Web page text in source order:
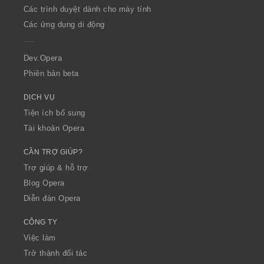
O
p
a
Các trình duyệt dành cho máy tính
Các ứng dụng di động
Dev.Opera
Phiên bản beta
DỊCH VỤ
Tiện ích bổ sung
Tài khoản Opera
CẦN TRỢ GIÚP?
Trợ giúp & hỗ trợ
Blog Opera
Diễn đàn Opera
CÔNG TY
Việc làm
Trở thành đối tác